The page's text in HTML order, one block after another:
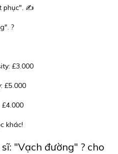
phục". ✍️
?
£3.000
£5.000
khác!
"Vạch đường" ?️ cho